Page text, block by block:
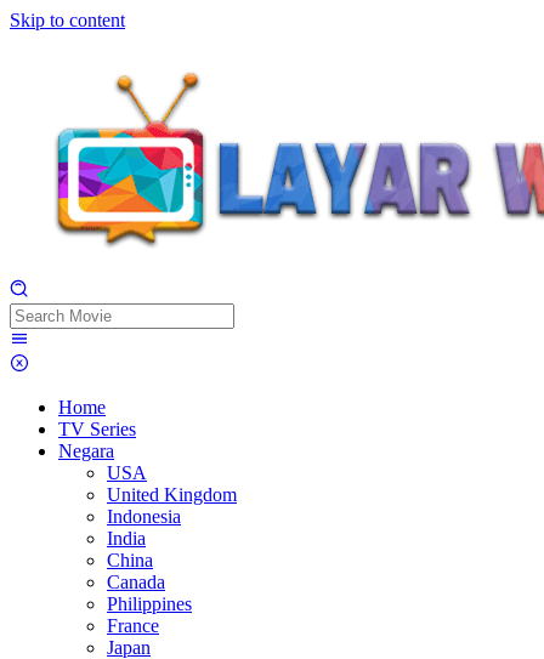
Skip to content
Home
TV Series
Negara
USA
United Kingdom
Indonesia
India
China
Canada
Philippines
France
Japan